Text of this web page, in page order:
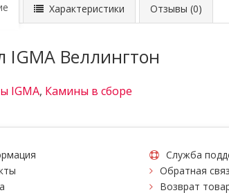
Характеристики Отзывы (0)
IGMA Веллингтон
IGMA, Камины в сборе
Служба
Обратная
Возврат